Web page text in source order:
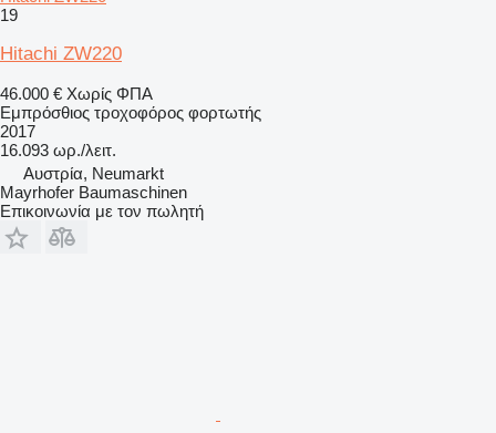
19
Hitachi ZW220
46.000 € Χωρίς ΦΠΑ
Εμπρόσθιος τροχοφόρος φορτωτής
2017
16.093 ωρ./λειτ.
Αυστρία, Neumarkt
Mayrhofer Baumaschinen
Επικοινωνία με τον πωλητή